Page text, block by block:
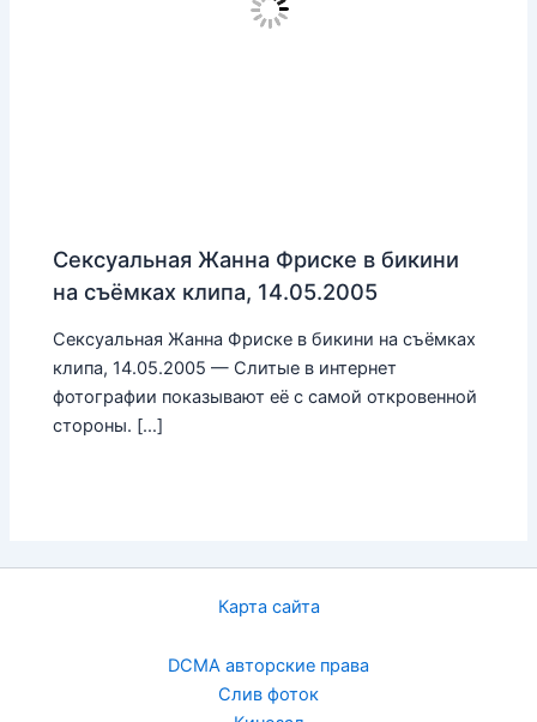
Сексуальная Жанна Фриске в бикини
на съёмках клипа, 14.05.2005
Сексуальная Жанна Фриске в бикини на съёмках
клипа, 14.05.2005 — Слитые в интернет
фотографии показывают её с самой откровенной
стороны. […]
Карта сайта
DCMA авторские права
Слив фоток